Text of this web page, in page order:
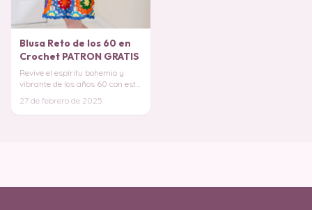
Blusa Reto de los 60 en
Crochet PATRON GRATIS
Revive el espíritu bohemio y
vibrante de los años 60 con esta
inspirada
27 de febrero de 2025